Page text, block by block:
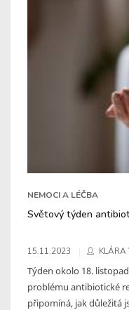
NEMOCI A LÉČBA
Světový týden
15.11.2023 KLÁRA
Týden okolo 18.
problému antibiotické
připomíná, jak důležitá